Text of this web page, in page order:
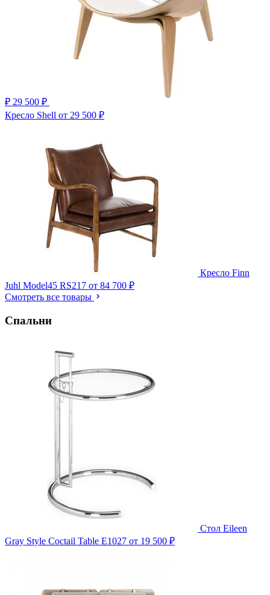
₽ 29 500 ₽
Кресло Shell от 29 500 ₽
Кресло Finn
Juhl Model45 RS217 от 84 700 ₽
Смотреть все товары
Спальни
Стол Eileen
Gray Style Coctail Table E1027 от 19 500 ₽